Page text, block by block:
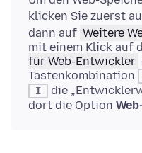
klicken Sie zuerst
dann auf Weitere
mit einem Klick auf
für Web-Entwickler
Tastenkombination
I
die
dort die Option